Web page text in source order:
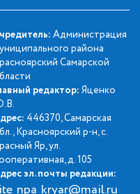
Администрация
района
Самарской
редактор: Яценко
446370, Самарская
Красноярский р-н, с.
Яр, ул.
д. 105
эл. почты редакции: